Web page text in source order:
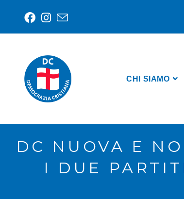
CHI SIAMO
DC NUOVA E
I DUE